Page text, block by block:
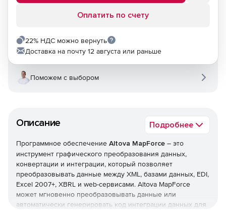
Описание Подробнее
Программное обеспечение Altova MapForce – это
инструмент графического преобразования данных,
конвертации и интеграции, который позволяет
преобразовывать данные между XML, базами данных, EDI,
Excel 2007+, XBRL и web-сервисами. Altova MapForce
может мгновенно преобразовывать данные или
автоматически генерировать код интеграции данных для
Оплатить по счету
22% НДС можно вернуть
Доставка на почту 12 августа или раньше
Поможем с выбором